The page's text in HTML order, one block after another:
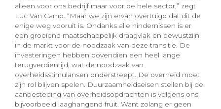
alleen voor ons bedrijf maar voor de hele sector,” zegt
Luc Van Camp. “Maar we zijn ervan overtuigd dat dit de
enige weg vooruit is. Ondanks alle hindernissen is er
een groeiend maatschappelijk draagvlak en bewustzijn
in de markt voor de noodzaak van deze transitie. De
investeringen hebben bovendien een heel lange
terugverdientijd, wat de noodzaak van
overheidsstimulansen onderstreept. De overheid moet
zijn rol blijven spelen. Duurzaamheidseisen stellen bij de
aanbesteding van overheidsopdrachten is volgens ons
bijvoorbeeld laaghangend fruit. Want zolang er geen